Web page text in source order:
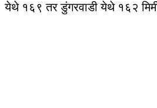
येथे १६९ तर डुंगरवाडी येथे १६२ मिमी